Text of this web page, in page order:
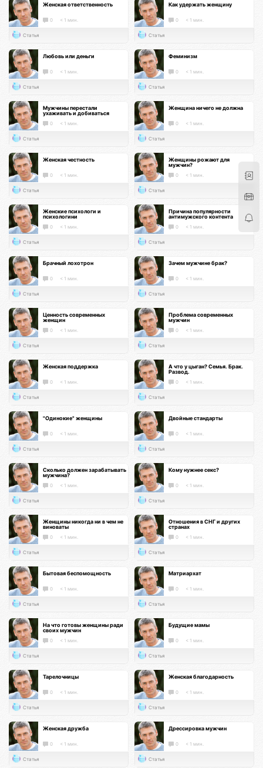
Женская ответственность
0 < 1 мин.
Статья
Как удержать женщину
0 < 1 мин.
Статья
Любовь или деньги
0 < 1 мин.
Статья
Феминизм
0 < 1 мин.
Статья
Мужчины перестали
ухаживать и добиваться
0 < 1 мин.
Статья
Женщина ничего не должна
0 < 1 мин.
Статья
Женская честность
0 < 1 мин.
Статья
Женщины рожают для
мужчин?
0 < 1 мин.
Статья
Женские психологи и
психологини
0 < 1 мин.
Статья
Причина популярности
антимужского контента
0 < 1 мин.
Статья
Брачный лохотрон
0 < 1 мин.
Статья
Зачем мужчине брак?
0 < 1 мин.
Статья
Ценность современных
женщин
0 < 1 мин.
Статья
Проблема современных
мужчин
0 < 1 мин.
Статья
Женская поддержка
0 < 1 мин.
Статья
А что у цыган? Семья. Брак.
Развод.
0 < 1 мин.
Статья
"Одинокие" женщины
0 < 1 мин.
Статья
Двойные стандарты
0 < 1 мин.
Статья
Сколько должен зарабатывать
мужчина?
0 < 1 мин.
Статья
Кому нужнее секс?
0 < 1 мин.
Статья
Женщины никогда ни в чем не
виноваты
0 < 1 мин.
Статья
Отношения в СНГ и других
странах
0 < 1 мин.
Статья
Бытовая беспомощность
0 < 1 мин.
Статья
Матриархат
0 < 1 мин.
Статья
На что готовы женщины ради
своих мужчин
0 < 1 мин.
Статья
Будущие мамы
0 < 1 мин.
Статья
Тарелочницы
0 < 1 мин.
Статья
Женская благодарность
0 < 1 мин.
Статья
Женская дружба
0 < 1 мин.
Статья
Дрессировка мужчин
0 < 1 мин.
Статья